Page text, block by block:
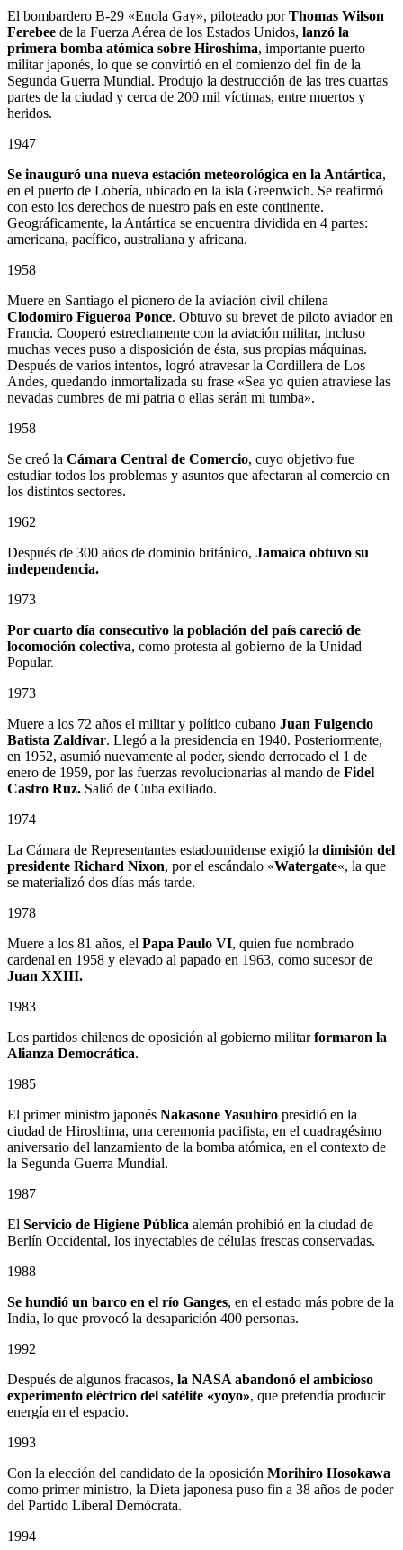
El bombardero B-29 «Enola Gay», piloteado porThomas Wilson
Ferebee de la Fuerza Aérea de los Estados Unidos, lanzó la
primera bomba atómica sobre Hiroshima, importante puerto
militar japonés, lo que se convirtió en el comienzo del fin de la
Segunda Guerra Mundial. Produjo la destrucción de las tres cuartas
partes de la ciudad y cerca de 200 mil víctimas, entre muertos y
heridos.
1947
Se inauguró una nueva estación meteorológica en la Antártica,
en el puerto de Lobería, ubicado en la isla Greenwich. Se reafirmó
con esto los derechos de nuestro país en este continente.
Geográficamente, la Antártica se encuentra dividida en 4 partes:
americana, pacífico, australiana y africana.
1958
Muere en Santiago el pionero de la aviación civil chilena
Clodomiro Figueroa Ponce. Obtuvo su brevet de piloto aviador en
Francia. Cooperó estrechamente con la aviación militar, incluso
muchas veces puso a disposición de ésta, sus propias máquinas.
Después de varios intentos, logró atravesar la Cordillera de Los
Andes, quedando inmortalizada su frase «Sea yo quien atraviese las
nevadas cumbres de mi patria o ellas serán mi tumba».
1958
Se creó la Cámara Central de Comercio, cuyo objetivo fue
estudiar todos los problemas y asuntos que afectaran al comercio en
los distintos sectores.
1962
Después de 300 años de dominio británico, Jamaica obtuvo su
independencia.
1973
Por cuarto día consecutivo la población del país careció de
locomoción colectiva, como protesta al gobierno de la Unidad
Popular.
1973
Muere a los 72 años el militar y político cubano Juan Fulgencio
Batista Zaldívar. Llegó a la presidencia en 1940. Posteriormente,
en 1952, asumió nuevamente al poder, siendo derrocado el 1 de
enero de 1959, por las fuerzas revolucionarias al mando de Fidel
Castro Ruz. Salió de Cuba exiliado.
1974
La Cámara de Representantes estadounidense exigió la dimisión del
presidente Richard Nixon, por el escándalo «Watergate«, la que
se materializó dos días más tarde.
1978
Muere a los 81 años, el Papa Paulo VI, quien fue nombrado
cardenal en 1958 y elevado al papado en 1963, como sucesor de
Juan XXIII.
1983
Los partidos chilenos de oposición al gobierno militarformaron la
Alianza Democrática.
1985
El primer ministro japonés Nakasone Yasuhiro presidió en la
ciudad de Hiroshima, una ceremonia pacifista, en el cuadragésimo
aniversario del lanzamiento de la bomba atómica, en el contexto de
la Segunda Guerra Mundial.
1987
El Servicio de Higiene Pública alemán prohibió en la ciudad de
Berlín Occidental, los inyectables de células frescas conservadas.
1988
Se hundió un barco en el río Ganges, en el estado más pobre de la
India, lo que provocó la desaparición 400 personas.
1992
Después de algunos fracasos, la NASA abandonó el ambicioso
experimento eléctrico del satélite «yoyo», que pretendía producir
energía en el espacio.
1993
Con la elección del candidato de la oposición Morihiro Hosokawa
como primer ministro, la Dieta japonesa puso fin a 38 años de poder
del Partido Liberal Demócrata.
1994